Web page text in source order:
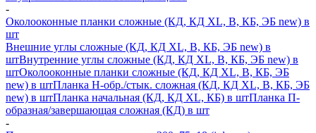
-
Околооконные планки сложные (КД, КД XL, В, КБ, ЭБ new) в
шт
Внешние углы сложные (КД, КД XL, В, КБ, ЭБ new) в
штВнутренние углы сложные (КД, КД XL, В, КБ, ЭБ new) в
штОколооконные планки сложные (КД, КД XL, В, КБ, ЭБ
new) в штПланка H-обр./стык. сложная (КД, КД XL, В, КБ, ЭБ
new) в штПланка начальная (КД, КД XL, КБ) в штПланка П-
образная/завершающая сложная (КД) в шт
-